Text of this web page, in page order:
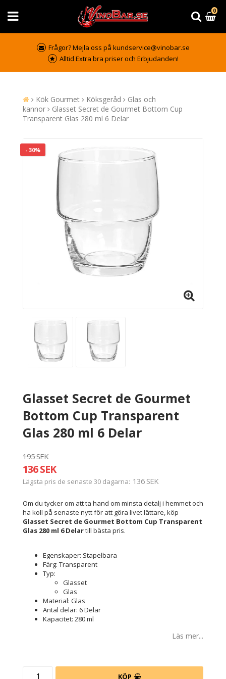
0
Frågor? Mejla oss på kundservice@vinobar.se
Alltid Extra bra priser och Erbjudanden!
Kök Gourmet Köksgeråd
Glas och
kannor
Glasset Secret de Gourmet Bottom Cup
Transparent Glas 280 ml 6 Delar
- 30%
Glasset Secret de Gourmet
Bottom Cup Transparent
Glas 280 ml 6 Delar
195 SEK
136 SEK
Lägsta pris de senaste 30 dagarna 136 SEK
Om du tycker om att ta hand om minsta detalj i hemmet och
ha koll på senaste nytt för att göra livet lättare, köp
Glasset Secret de Gourmet Bottom Cup Transparent
Glas 280 ml 6 Delartill bästa pris.
Egenskaper: Stapelbara
Färg: Transparent
Typ:
Glasset
Glas
Material: Glas
Antal delar: 6 Delar
Kapacitet: 280 ml
Läs mer...
KÖP